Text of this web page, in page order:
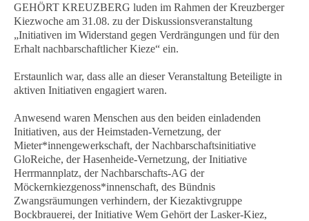
GEHÖRT KREUZBERG luden im Rahmen der Kreuzberger
Kiezwoche am 31.08. zu der Diskussionsveranstaltung
„Initiativen im Widerstand gegen Verdrängungen und für den
Erhalt nachbarschaftlicher Kieze“ ein.
Erstaunlich war, dass alle an dieser Veranstaltung Beteiligte in
aktiven Initiativen engagiert waren.
Anwesend waren Menschen aus den beiden einladenden
Initiativen, aus der Heimstaden-Vernetzung, der
Mieter*innengewerkschaft, der Nachbarschaftsinitiative
GloReiche, der Hasenheide-Vernetzung, der Initiative
Herrmannplatz, der Nachbarschafts-AG der
Möckernkiezgenoss*innenschaft, des Bündnis
Zwangsräumungen verhindern, der Kiezaktivgruppe
Bockbrauerei, der Initiative Wem Gehört der Lasker-Kiez,